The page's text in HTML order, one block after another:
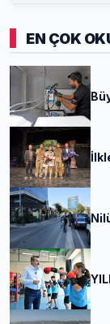
EN ÇOK